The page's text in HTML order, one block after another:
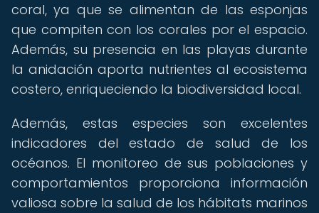
coral, ya que se alimentan de las esponjas
que compiten con los corales por el espacio.
Además, su presencia en las playas durante
la anidación aporta nutrientes al ecosistema
costero, enriqueciendo la biodiversidad local.
Además, estas especies son excelentes
indicadores del estado de salud de los
océanos. El monitoreo de sus poblaciones y
comportamientos proporciona información
valiosa sobre la salud de los hábitats marinos